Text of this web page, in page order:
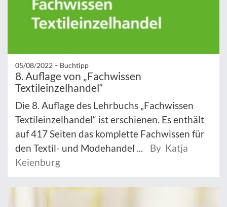
05/08/2022 – Buchtipp
8. Auflage von „Fachwissen
Textileinzelhandel“
Die 8. Auflage des Lehrbuchs „Fachwissen
Textileinzelhandel“ ist erschienen. Es enthält
auf 417 Seiten das komplette Fachwissen für
den Textil- und Modehandel ...
By Katja
Keienburg